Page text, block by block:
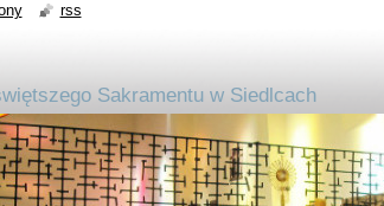
Sakramentu w Siedlcach
rss